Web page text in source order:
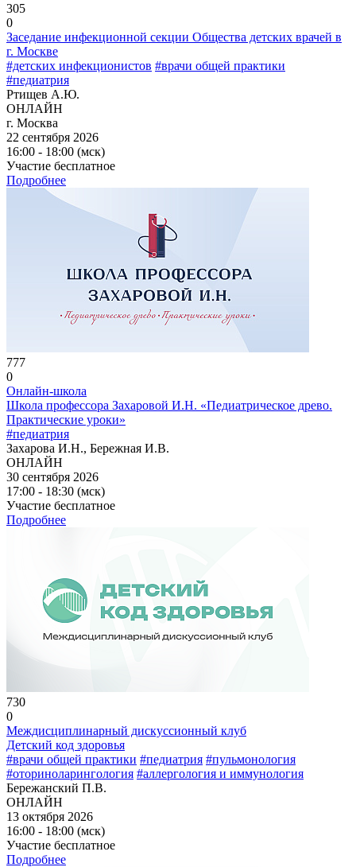
305
0
Заседание инфекционной секции Общества детских врачей в
г. Москве
#детских инфекционистов #врачи общей практики
#педиатрия
Ртищев А.Ю.
ОНЛАЙН
г. Москва
22 сентября 2026
16:00 - 18:00 (мск)
Участие бесплатное
Подробнее
777
0
Онлайн-школа
Школа профессора Захаровой И.Н. «Педиатрическое древо.
Практические уроки»
#педиатрия
Захарова И.Н., Бережная И.В.
ОНЛАЙН
30 сентября 2026
17:00 - 18:30 (мск)
Участие бесплатное
Подробнее
730
0
Междисциплинарный дискуссионный клуб
Детский код здоровья
#врачи общей практики #педиатрия #пульмонология
#оториноларингология #аллергология и иммунология
Бережанский П.В.
ОНЛАЙН
13 октября 2026
16:00 - 18:00 (мск)
Участие бесплатное
Подробнее